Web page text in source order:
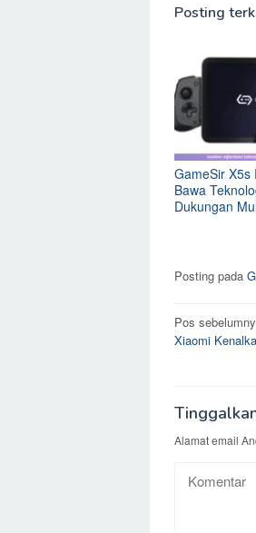
Posting
GameSir X5s
Bawa
Dukungan
Posting pada
pos
Pos
Xiaomi
Alamat email